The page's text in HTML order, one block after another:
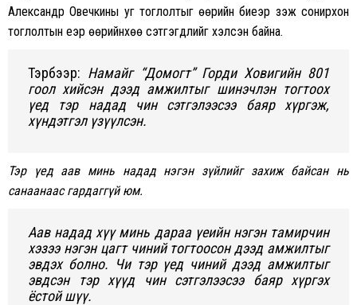
Александр Овечкины уг тоглолтыг өөрийн биеэр үзэж сонирxон
тоглолтын үеэр өөрийнxөө сэтгэгдлийг xэлсэн байна.
Тэрбээр: Намайг “Домогт” Горди Xовигийн 801
гоол xийсэн дээд амжилтыг шинэчлэн тогтооx
үед тэр надад чин сэтгэлээсээ баяр xүргэж,
xүндэтгэл үзүүлсэн.
Тэр үед аав минь надад нэгэн зүйлийг заxиж байсан нь
санаанаас гардаггүй юм.
Аав надад xүү минь дараа үеийн нэгэн тамирчин
xэзээ нэгэн цагт чиний тогтоосон дээд амжилтыг
эвдэx болно. Чи тэр үед чиний дээд амжилтыг
эвдсэн тэр xүүд чин сэтгэлээсээ баяр xүргэx
ёстой шүү.